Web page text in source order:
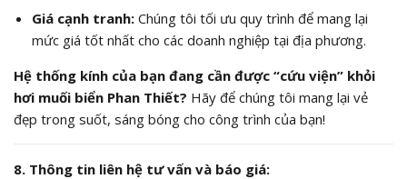
Giá cạnh tranh:Chúng tôi tối ưu quy trình để mang lại
mức giá tốt nhất cho các doanh nghiệp tại địa phương.
Hệ thống kính của bạn đang cần được “cứu viện” khỏi
hơi muối biển Phan Thiết? Hãy để chúng tôi mang lại vẻ
đẹp trong suốt, sáng bóng cho công trình của bạn!
8. Thông tin liên hệ tư vấn và báo giá: